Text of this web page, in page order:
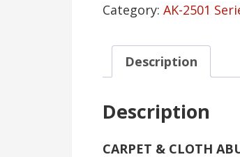
Category: AK-2501
Description
Description
CARPET & CLOTH